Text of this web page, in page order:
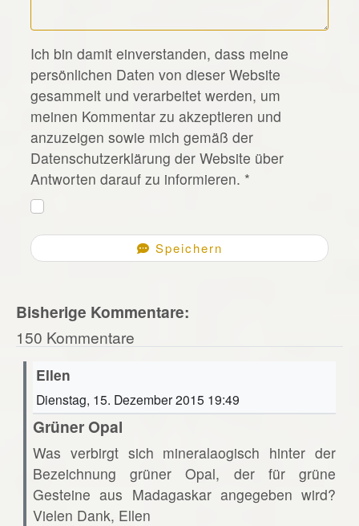
*
Ich bin damit einverstanden, dass meine
persönlichen Daten von dieser Website
gesammelt und verarbeitet werden, um
meinen Kommentar zu akzeptieren und
anzuzeigen sowie mich gemäß der
Datenschutzerklärung der Website über
Antworten darauf zu informieren. *
Speichern
Bisherige Kommentare:
150 Kommentare
Ellen
Dienstag, 15. Dezember 2015 19:49
Grüner Opal
Was verbirgt sich mineralaogisch hinter der
Bezeichnung grüner Opal, der für grüne
Gesteine aus Madagaskar angegeben wird?
Vielen Dank, Ellen